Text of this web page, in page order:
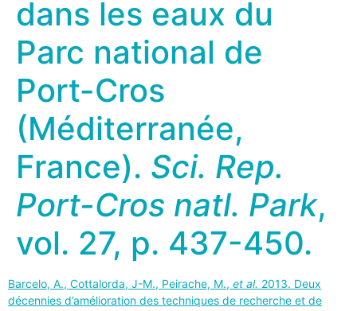
dans les eaux du
Parc national de
Port-Cros
(Méditerranée,
France). Sci. Rep.
Port-Cros natl. Park,
vol. 27, p. 437-450.
Barcelo, A., Cottalorda, J-M., Peirache, M., et al. 2013. Deux
décennies d’amélioration des techniques de recherche et de